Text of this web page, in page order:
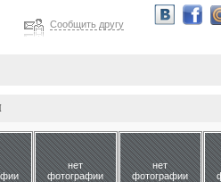
Сообщить другу
нет
фотографии
нет
фотографии